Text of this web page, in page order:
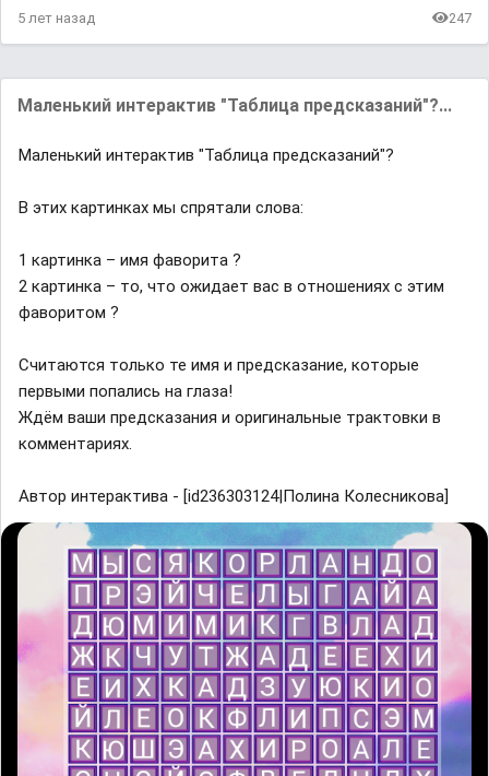
5 лет назад 247
Маленький интерактив "Таблица предсказаний"?...
Маленький интерактив "Таблица предсказаний"?
В этих картинках мы спрятали слова:
1 картинка – имя фаворита ?
2 картинка – то, что ожидает вас в отношениях с этим
фаворитом ?
Считаются только те имя и предсказание, которые
первыми попались на глаза!
Ждём ваши предсказания и оригинальные трактовки в
комментариях.
Автор интерактива - [id236303124|Полина Колесникова]